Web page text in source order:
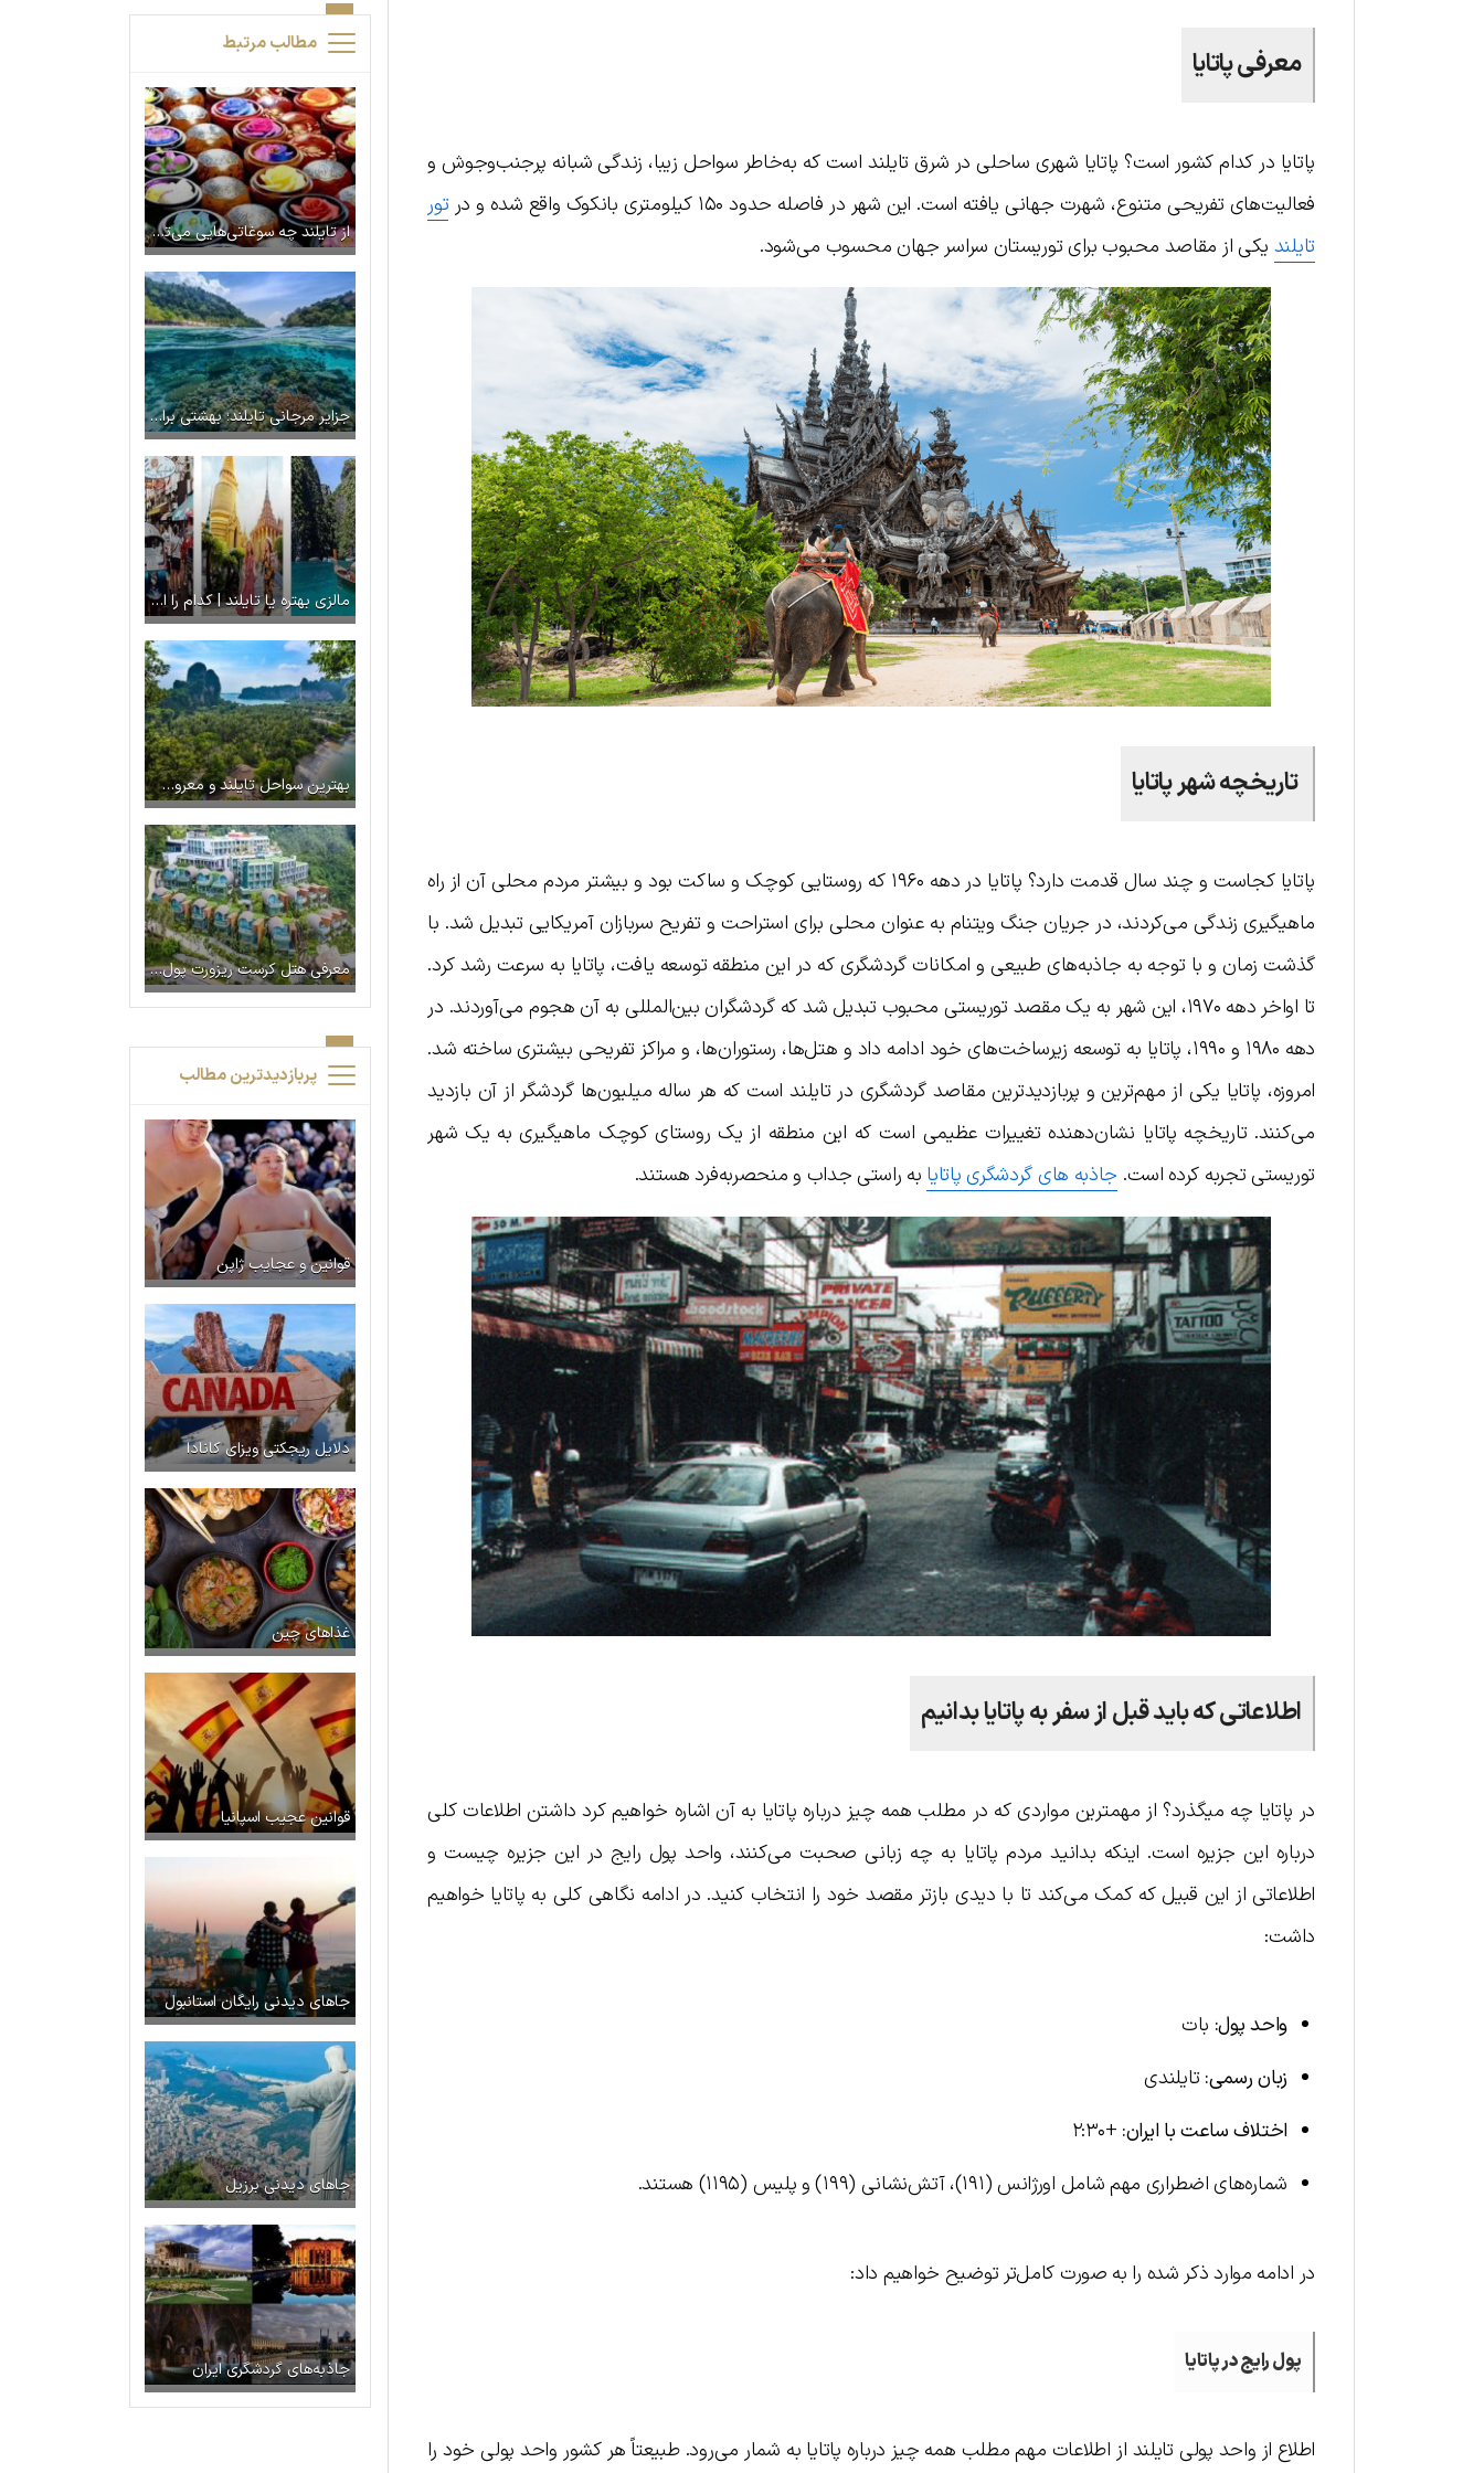
معرفی پاتایا
پا‌تایا در کدام کشور است؟ پاتایا شهری ساحلی در شرق تایلند است که به‌خاطر سواحل زیبا، زندگی شبانه پرجنب‌وجوش و
فعالیت‌های تفریحی متنوع، شهرت جهانی یافته است. این شهر در فاصله حدود ۱۵۰ کیلومتری بانکوک واقع شده و در
تور
تایلند یکی از مقاصد محبوب برای توریستان سراسر جهان محسوب می‌شود.
تاریخچه شهر پاتایا
پاتایا کجاست و چند سال قدمت دارد؟ پاتایا در دهه ۱۹۶۰ که روستایی کوچک و ساکت بود و بیشتر مردم محلی آن از راه
ماهیگیری زندگی می‌کردند، در جریان جنگ ویتنام به عنوان محلی برای استراحت و تفریح سربازان آمریکایی تبدیل شد. با
گذشت زمان و با توجه به جاذبه‌های طبیعی و امکانات گردشگری که در این منطقه توسعه یافت، پاتایا به سرعت رشد کرد.
تا اواخر دهه ۱۹۷۰، این شهر به یک مقصد توریستی محبوب تبدیل شد که گردشگران بین‌المللی به آن هجوم می‌آوردند. در
دهه ۱۹۸۰ و ۱۹۹۰، پاتایا به توسعه زیرساخت‌های خود ادامه داد و هتل‌ها، رستوران‌ها، و مراکز تفریحی بیشتری ساخته شد.
امروزه، پاتایا یکی از مهم‌ترین و پربازدیدترین مقاصد گردشگری در تایلند است که هر ساله میلیون‌ها گردشگر از آن بازدید
می‌کنند. تاریخچه پاتایا نشان‌دهنده تغییرات عظیمی است که این منطقه از یک روستای کوچک ماهیگیری به یک شهر
توریستی تجربه کرده است. جاذبه های گردشگری پاتایا به راستی جداب و منحصربه‌فرد هستند.
اطلاعاتی که باید قبل از سفر به پاتایا بدانیم
در پاتایا چه میگذرد؟ از مهمترین مواردی که در مطلب همه چیز درباره پاتایا به آن اشاره خواهیم کرد داشتن اطلاعات کلی
درباره این جزیره است. اینکه بدانید مردم پاتایا به چه زبانی صحبت می‌کنند، واحد پول رایج در این جزیره چیست و
اطلاعاتی از این قبیل که کمک می‌کند تا با دیدی بازتر مقصد خود را انتخاب کنید. در ادامه نگاهی کلی به پاتایا خواهیم
داشت:
واحد پول: بات
زبان رسمی: تایلندی
اختلاف ساعت با ایران: +۲:۳۰
شماره‌های اضطراری مهم شامل اورژانس (۱۹۱)، آتش‌نشانی (۱۹۹) و پلیس (۱۱۹۵) هستند.
در ادامه موارد ذکر شده را به صورت کامل‌تر توضیح خواهیم داد:
پول رایج در پاتایا
اطلاع از واحد پولی تایلند از اطلاعات مهم مطلب همه چیز درباره پاتایا به شمار می‌رود. طبیعتاً هر کشور واحد پولی خود را
مطالب مرتبط
از تایلند چه سوغاتی‌هایی می‌توان خرید؟
جزایر مرجانی تایلند؛ بهشتی برای غواصی و استراحت
مالزی بهتره یا تایلند | کدام را انتخاب کنیم؟
بهترین سواحل تایلند و معروف برای تعطیلات که نباید از دست داد!
معرفی هتل کرست ریزورت پول ویلا پوکت | امکانات + موقعیت مکانی
پربازدیدترین مطالب
قوانین و عجایب ژاپن
دلایل ریجکتی ویزای کانادا
غذاهای چین
قوانین عجیب اسپانیا
جاهای دیدنی رایگان استانبول
جاهای دیدنی برزیل
جاذبه‌های گردشگری ایران